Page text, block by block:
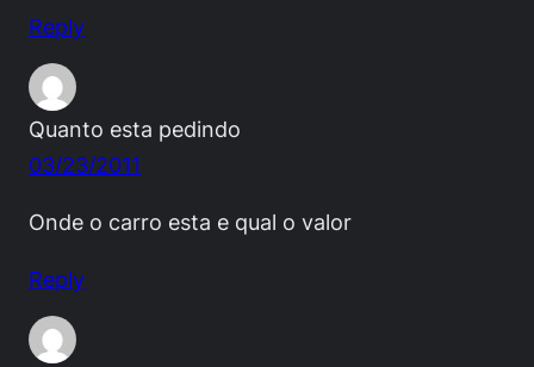
Reply
Quanto esta pedindo
03/23/2011
Onde o carro esta e qual o valor
Reply